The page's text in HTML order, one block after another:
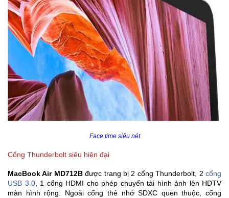
Face time siêu nét
Cổng Thunderbolt siêu hiện đại
MacBook Air MD712Bđược trang bị 2 cổng Thunderbolt, 2cổng
USB 3.0, 1 cổng HDMI cho phép chuyển tải hình ảnh lên HDTV
màn hình rộng. Ngoài cổng thẻ nhớ SDXC quen thuộc, cổng